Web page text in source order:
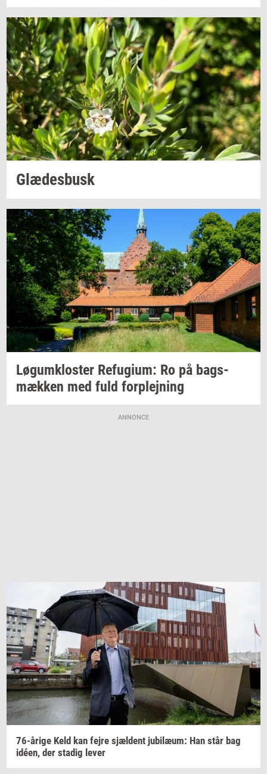
Glæ­des­busk
Løgum­klo­ster Re­fu­gi­um: Ro på bags­
mæk­ken med fuld for­plej­ning
ANNONCE
76-​årige Keld kan fejre sjæl­dent ju­bilæum: Han står bag
idéen, der sta­dig lever